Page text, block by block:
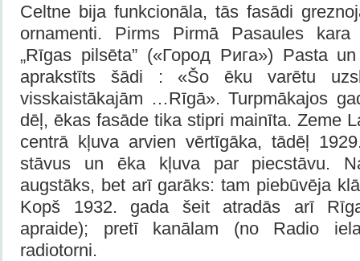
Celtne bija funkcionāla, tās fasādi
ornamenti. Pirms Pirmā Pasaules kara
„Rīgas pilsēta” («Город Рига») Pasta
aprakstīts šādi : «Šo ēku varētu
visskaistākajām …Rīgā». Turpmākajos
dēļ, ēkas fasāde tika stipri mainīta. Zeme
centrā kļuva arvien vērtīgāka, tādēļ
stāvus un ēka kļuva par piecstāvu.
augstāks, bet arī garāks: tam piebūvēja
Kopš 1932. gada šeit atradās arī
apraide); pretī kanālam (no Radio
radiotorni.